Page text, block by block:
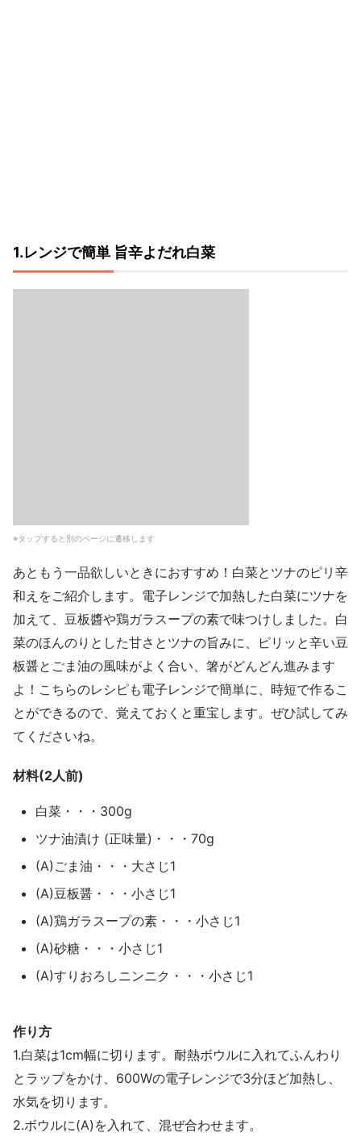
1.レンジで簡単 旨辛よだれ白菜
※タップすると別のページに遷移します
あともう一品欲しいときにおすすめ！白菜とツナのピリ辛
和えをご紹介します。電子レンジで加熱した白菜にツナを
加えて、豆板醬や鶏ガラスープの素で味つけしました。白
菜のほんのりとした甘さとツナの旨みに、ピリッと辛い豆
板醤とごま油の風味がよく合い、箸がどんどん進みます
よ！こちらのレシピも電子レンジで簡単に、時短で作るこ
とができるので、覚えておくと重宝します。ぜひ試してみ
てくださいね。
材料(2人前)
白菜・・・300g
ツナ油漬け (正味量)・・・70g
(A)ごま油・・・大さじ1
(A)豆板醤・・・小さじ1
(A)鶏ガラスープの素・・・小さじ1
(A)砂糖・・・小さじ1
(A)すりおろしニンニク・・・小さじ1
作り方
1.白菜は1cm幅に切ります。耐熱ボウルに入れてふんわり
とラップをかけ、600Wの電子レンジで3分ほど加熱し、
水気を切ります。
2.ボウルに(A)を入れて、混ぜ合わせます。